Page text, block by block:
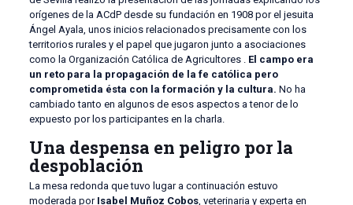
orígenes de la ACdP desde su fundación en 1908 por el jesuita
Ángel Ayala, unos inicios relacionados precisamente con los
territorios rurales y el papel que jugaron junto a asociaciones
como la Organización Católica de Agricultores . El campo era
un reto para la propagación de la fe católica pero
comprometida ésta con la formación y la cultura. No ha
cambiado tanto en algunos de esos aspectos a tenor de lo
expuesto por los participantes en la charla.
Una despensa en peligro por la
despoblación
La mesa redonda que tuvo lugar a continuación estuvo
moderada por Isabel Muñoz Cobos, veterinaria y experta en